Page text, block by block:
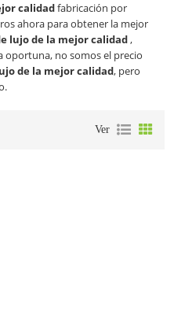
calidadfabricación por
ahora para obtener la mejor
lujo de la mejor calidad,
oportuna, no somos el precio
de la mejor calidad, pero
Ver